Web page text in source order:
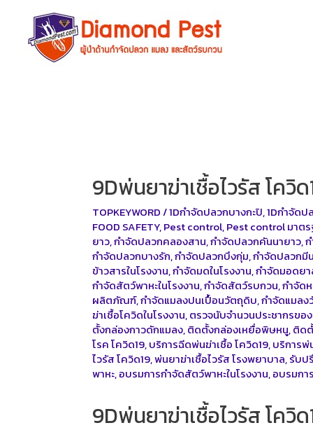
content
9Dพ่นยาฆ่าเชื้อไวรัส โค
TOPKEYWORD/1Dกำจัดปลวกบางกะปิ,1Dกำจัด
FOOD SAFETY,Pest control,Pest control มาตร
ยาว,กำจัดปลวกคลองสาน,กำจัดปลวกคันนายาว,
กำจัดปลวกบางรัก,กำจัดปลวกบึงกุ่ม,กำจัดปลวกมี
ข้าวสารในโรงงาน,กำจัดมดในโรงงาน,กำจัดมอดยา
กำจัดสัตว์พาหะในโรงงาน,กำจัดสัตว์รบกวน,กำจัด
ผลิตภัณฑ์,กำจัดแมลงปนเปื้อนวัตถุดิบ,กำจัดแมลง
ฆ่าเชื้อโควิดในโรงงาน,ตรวจนับจำนวนประชากรขอ
ตั้งกล่องกาวดักแมลง,ติดตั้งกล่องเหยื่อพิษหนู,ติด
โรค โควิด19,บริการฉีดพ่นฆ่าเชื้อ โควิด19,บริการพ่
ไวรัส โควิด19,พ่นยาฆ่าเชื้อไวรัส โรงพยาบาล,รับป
พาหะ,อบรมการกำจัดสัตว์พาหะในโรงงาน,อบรมกา
9Dพ่นยาฆ่าเชื้อไวรัส โค